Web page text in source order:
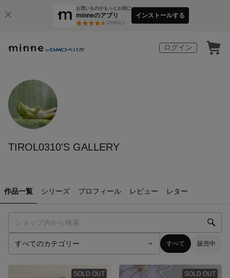
お買いものがもっとお得に
minneのアプリ
3万件以上
インストールする
ログイン
TIROL0310'S GALLERY
作品一覧 シリーズ プロフィール レビュー レター
すべて 販売中
SOLD OUT SOLD OUT